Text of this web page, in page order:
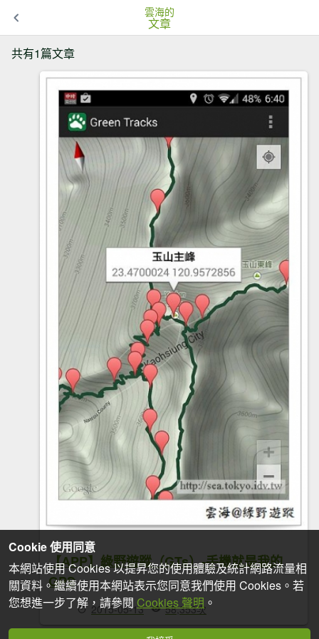
雲海的
文章
共有1篇文章
【APP】綠野遊蹤（GTs）-手機就是我的
GPS
2015-05-13 58,353次
Cookie 使用同意
本網站使用 Cookies 以提昇您的使用體驗及統計網路流量相
關資料。繼續使用本網站表示您同意我們使用 Cookies。若
您想進一步了解，請參閱Cookies 聲明 。